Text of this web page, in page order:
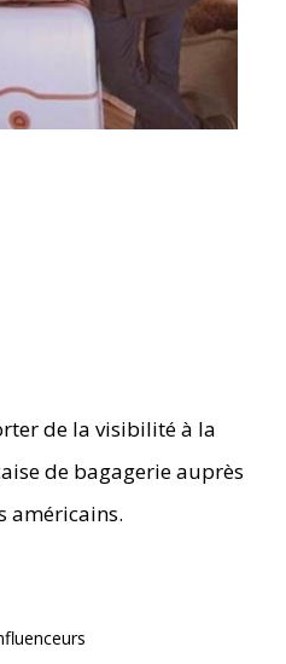
de la visibilité à la
de bagagerie auprès
américains.